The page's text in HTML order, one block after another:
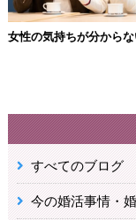
女性の気持ちが分から
すべてのブログ
今の婚活事情・